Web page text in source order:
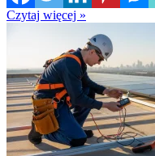
Czytaj więcej »